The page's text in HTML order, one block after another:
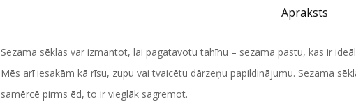
Apraksts
Sezama sēklas var izmantot, lai pagatavotu tahīnu – sezama pastu, kas ir
Mēs arī iesakām kā rīsu, zupu vai tvaicētu dārzeņu papildinājumu. Sezama
samērcē pirms ēd, to ir vieglāk sagremot.